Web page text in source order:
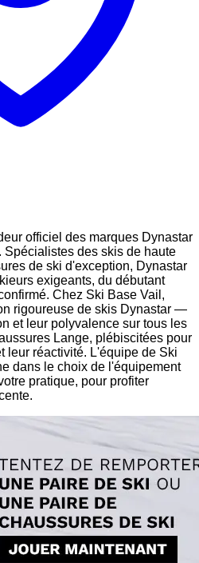
officiel des marques Dynastar
des skis de haute
de ski d'exception, Dynastar
exigeants, du débutant
Chez Ski Base Vail,
rigoureuse de skis Dynastar —
et leur polyvalence sur tous les
Lange, plébiscitées pour
leur réactivité. L'équipe de Ski
dans le choix de l'équipement
pratique, pour profiter